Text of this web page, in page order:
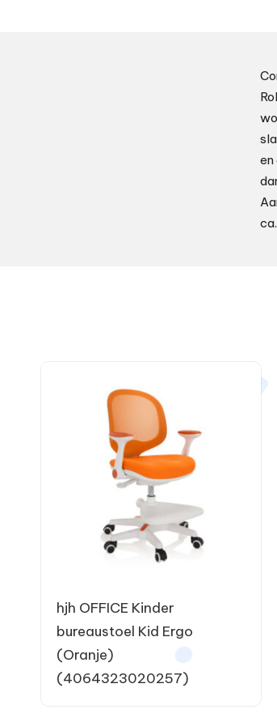
hjh OFFICE Kinder
bureaustoel Kid Ergo
(Oranje)
(4064323020257)